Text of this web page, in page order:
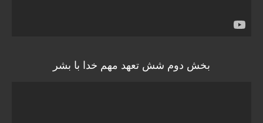
بخش دوم شش تعهد مهم خدا با بشر